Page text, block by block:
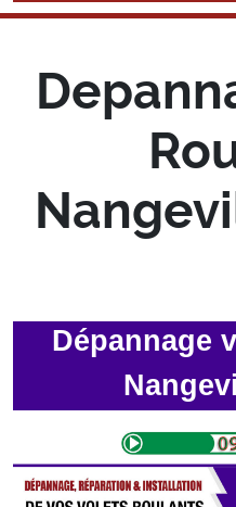
Dépannage